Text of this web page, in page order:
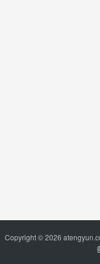
Copyright © 2026